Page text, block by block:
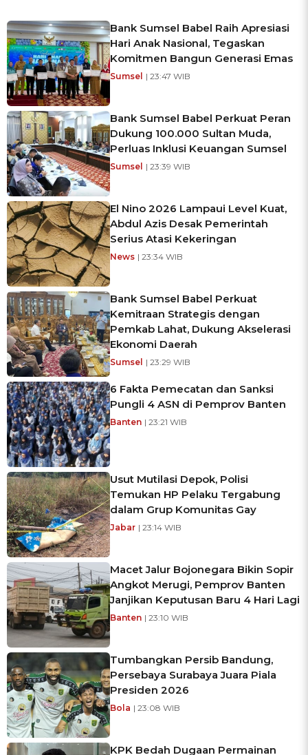
Bank Sumsel Babel Raih Apresiasi
Hari Anak Nasional, Tegaskan
Komitmen Bangun Generasi Emas
Sumsel | 23:47 WIB
Bank Sumsel Babel Perkuat Peran
Dukung 100.000 Sultan Muda,
Perluas Inklusi Keuangan Sumsel
Sumsel | 23:39 WIB
El Nino 2026 Lampaui Level Kuat,
Abdul Azis Desak Pemerintah
Serius Atasi Kekeringan
News | 23:34 WIB
Bank Sumsel Babel Perkuat
Kemitraan Strategis dengan
Pemkab Lahat, Dukung Akselerasi
Ekonomi Daerah
Sumsel | 23:29 WIB
6 Fakta Pemecatan dan Sanksi
Pungli 4 ASN di Pemprov Banten
Banten | 23:21 WIB
Usut Mutilasi Depok, Polisi
Temukan HP Pelaku Tergabung
dalam Grup Komunitas Gay
Jabar | 23:14 WIB
Macet Jalur Bojonegara Bikin Sopir
Angkot Merugi, Pemprov Banten
Janjikan Keputusan Baru 4 Hari Lagi
Banten | 23:10 WIB
Tumbangkan Persib Bandung,
Persebaya Surabaya Juara Piala
Presiden 2026
Bola | 23:08 WIB
KPK Bedah Dugaan Permainan